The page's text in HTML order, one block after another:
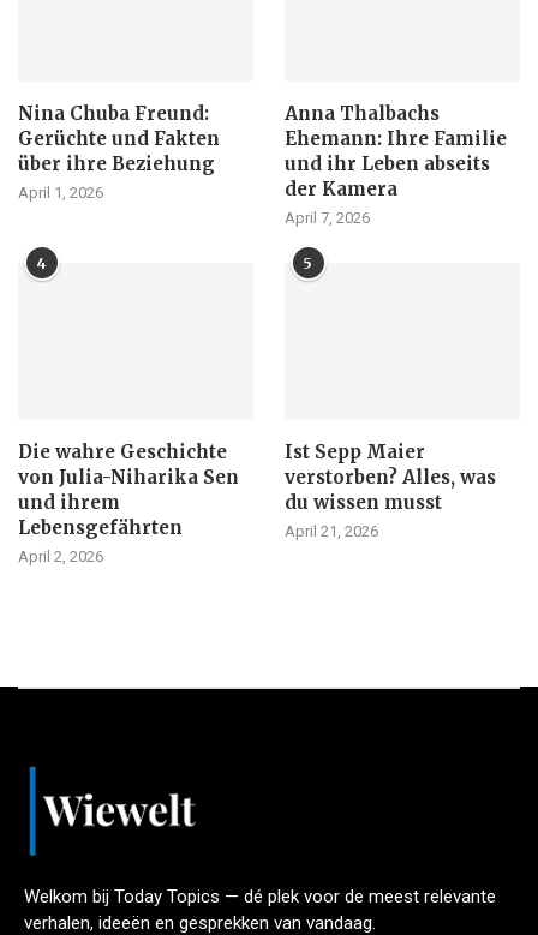
Nina Chuba Freund:
Gerüchte und Fakten
über ihre Beziehung
April 1, 2026
Anna Thalbachs
Ehemann: Ihre Familie
und ihr Leben abseits
der Kamera
April 7, 2026
4
Die wahre Geschichte
von Julia-Niharika Sen
und ihrem
Lebensgefährten
April 2, 2026
5
Ist Sepp Maier
verstorben? Alles, was
du wissen musst
April 21, 2026
Welkom bij Today Topics — dé plek voor de meest relevante
verhalen, ideeën en gesprekken van vandaag.